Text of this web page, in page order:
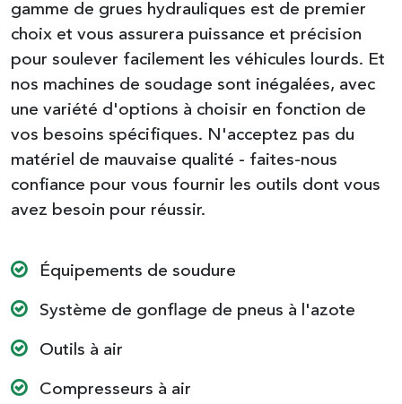
gamme de grues hydrauliques est de premier
choix et vous assurera puissance et précision
pour soulever facilement les véhicules lourds. Et
nos machines de soudage sont inégalées, avec
une variété d'options à choisir en fonction de
vos besoins spécifiques. N'acceptez pas du
matériel de mauvaise qualité - faites-nous
confiance pour vous fournir les outils dont vous
avez besoin pour réussir.
Équipements de soudure
Système de gonflage de pneus à l'azote
Outils à air
Compresseurs à air